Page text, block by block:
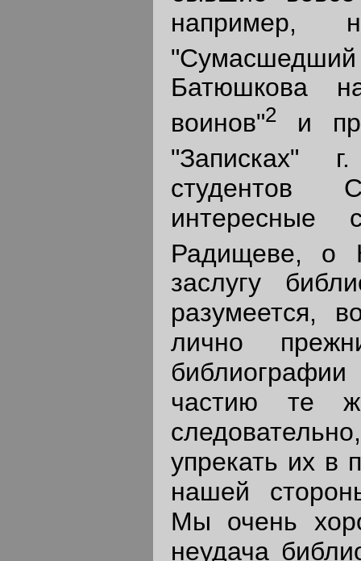
например,
Батюшкова
воинов"2 и
"Записках"
студентов
интересные
Радищеве, о
заслугу
разумеется,
лично
частию те
упрекать их в
нашей
Мы очень
неудача